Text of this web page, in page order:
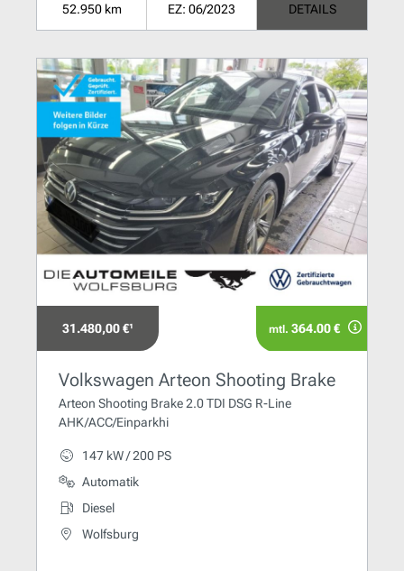
52.950 km EZ: 06/2023 DETAILS
31.480,00 €¹ mtl. 364.00 €
Volkswagen Arteon Shooting Brake
Arteon Shooting Brake 2.0 TDI DSG R-Line
AHK/ACC/Einparkhi
147 kW / 200 PS
Automatik
Diesel
Wolfsburg